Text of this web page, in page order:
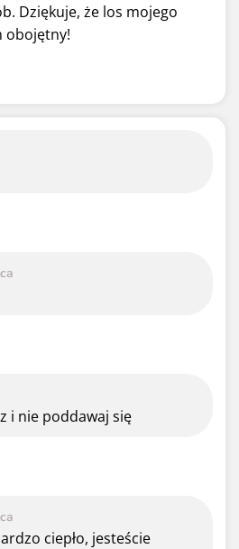
Dziękuje, że los mojego
obojętny!
ciepło, jesteście
i nie poddawaj się